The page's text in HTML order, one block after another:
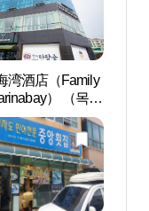
湾酒店（Family
） （목포
이호텔）